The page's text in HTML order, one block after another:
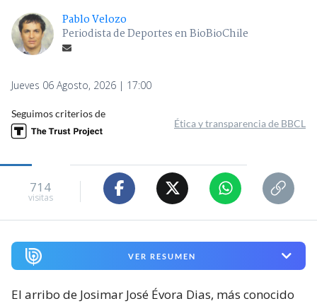
Pablo Velozo
Periodista de Deportes en BioBioChile
Jueves 06 Agosto, 2026 | 17:00
Seguimos criterios de
Ética y transparencia de BBCL
714
visitas
VER RESUMEN
El arribo de Josimar José Évora Dias, más conocido